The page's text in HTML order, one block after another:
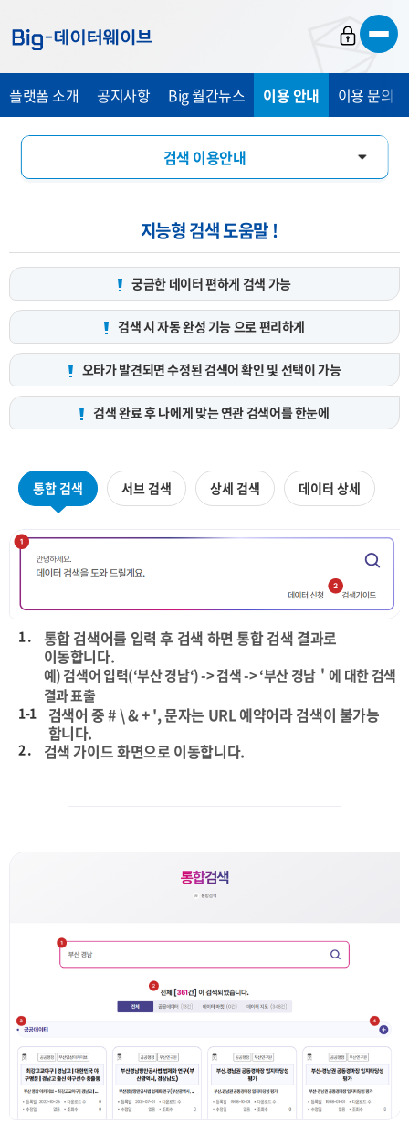
가
기
가
기
가
기
플랫폼 소개 공지사항 Big 월간뉴스 이용 안내 이용 문의
검색 이용안내
지능형 검색 도움말 !
궁금한 데이터 편하게 검색 가능
검색 시 자동 완성 기능으로 편리하게
오타가 발견되면 수정된 검색어확인 및 선택이 가능
검색 완료 후 나에게 맞는연관 검색어를 한눈에
통합 검색 서브 검색 상세 검색 데이터 상세
1 .
통합 검색어를 입력 후 검색 하면 통합 검색 결과로
이동합니다.
예) 검색어 입력(‘부산 경남‘) -> 검색 -> ‘부산 경남＇에 대한 검색
결과 표출
1-1
검색어 중 # \ & + ', 문자는 URL 예약어라 검색이 불가능
합니다.
2 . 검색 가이드 화면으로 이동합니다.